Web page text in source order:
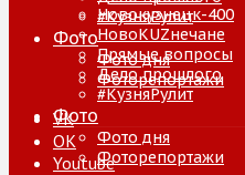
#КузняРулит
Фото
Фото дня
Фоторепортажи
VK
ОК
Youtube
Новокузнецк-400
НовоKUZнечане
Прямые вопросы
Дело прошлого
#КузняРулит
Фото
Фото дня
Фоторепортажи